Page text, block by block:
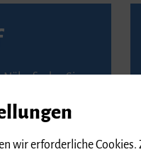
finden Sie
wir erforderliche